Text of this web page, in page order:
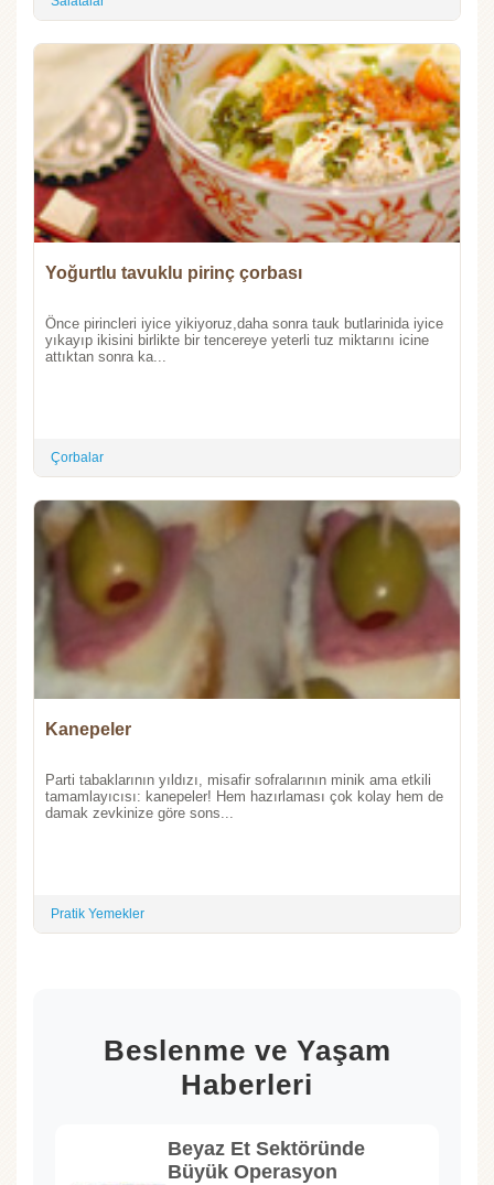
Yoğurtlu tavuklu pirinç çorbası
Önce pirincleri iyice yikiyoruz,daha sonra tauk butlarinida iyice
yıkayıp ikisini birlikte bir tencereye yeterli tuz miktarını icine
attıktan sonra ka...
Çorbalar
Kanepeler
Parti tabaklarının yıldızı, misafir sofralarının minik ama etkili
tamamlayıcısı: kanepeler! Hem hazırlaması çok kolay hem de
damak zevkinize göre sons...
Pratik Yemekler
Beslenme ve Yaşam
Haberleri
Beyaz Et Sektöründe
Büyük Operasyon